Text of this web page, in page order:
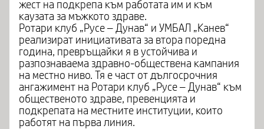
жест на подкрепа към работата им и към
каузата за мъжкото здраве.
Ротари клуб „Русе – Дунав“ и УМБАЛ „Канев“
реализират инициативата за втора поредна
година, превръщайки я в устойчива и
разпознаваема здравно-обществена кампания
на местно ниво. Тя е част от дългосрочния
ангажимент на Ротари клуб „Русе – Дунав“ към
общественото здраве, превенцията и
подкрепата на местните институции, които
работят на първа линия.